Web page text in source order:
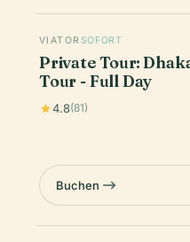
VIATOR SOFORT
Private Tour:
Tour - Full Day
4.8(81)
Buchen